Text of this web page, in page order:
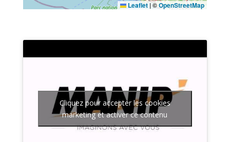
Leaflet |©OpenStreetMap
Cliquez pour accepter les cookies
marketing et activer ce contenu